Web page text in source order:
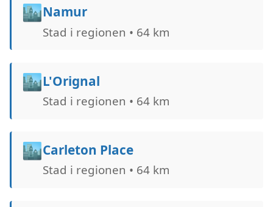
🏙️Namur
Stad i regionen • 64 km
🏙️L'Orignal
Stad i regionen • 64 km
🏙️Carleton Place
Stad i regionen • 64 km